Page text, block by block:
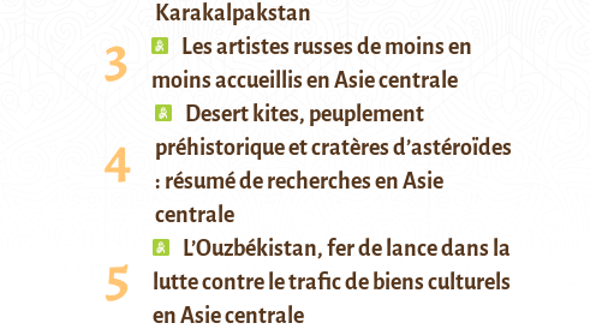
Karakalpakstan
Les artistes russes de moins en
moins accueillis en Asie centrale
Desert kites, peuplement
préhistorique et cratères d’astéroïdes
: résumé de recherches en Asie
centrale
L’Ouzbékistan, fer de lance dans la
lutte contre le trafic de biens culturels
en Asie centrale